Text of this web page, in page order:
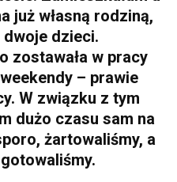
już własną rodziną,
dwoje dzieci.
zostawała w pracy
– prawie
W związku z tym
dużo czasu sam na
żartowaliśmy, a